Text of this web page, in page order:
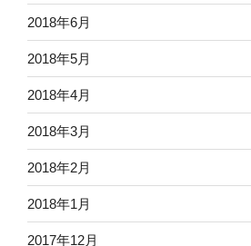
2018年6月
2018年5月
2018年4月
2018年3月
2018年2月
2018年1月
2017年12月